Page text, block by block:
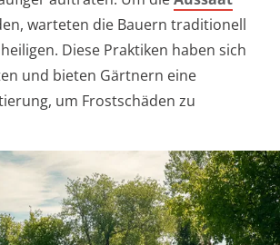
warteten die Bauern traditionell
Diese Praktiken haben sich
und bieten Gärtnern eine
um Frostschäden zu